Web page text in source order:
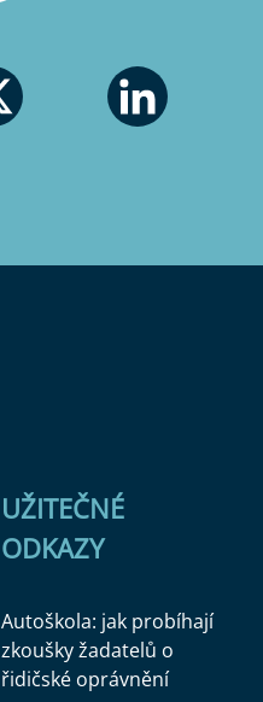
UŽITEČNÉ
ODKAZY
Autoškola: jak probíhají
zkoušky žadatelů o
řidičské oprávnění